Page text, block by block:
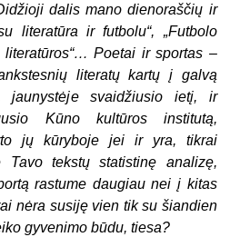
dalis mano dienoraščių ir
literatūra ir futbolu“, „Futbolo
Poetai ir sportas –
literatų kartų į galvą
jaunystėje svaidžiusio ietį, ir
Kūno kultūros institutą,
jų kūryboje jei ir yra, tikrai
tekstų statistinę analizę,
rastume daugiau nei į kitas
nėra susiję vien tik su šiandien
gyvenimo būdu, tiesa?